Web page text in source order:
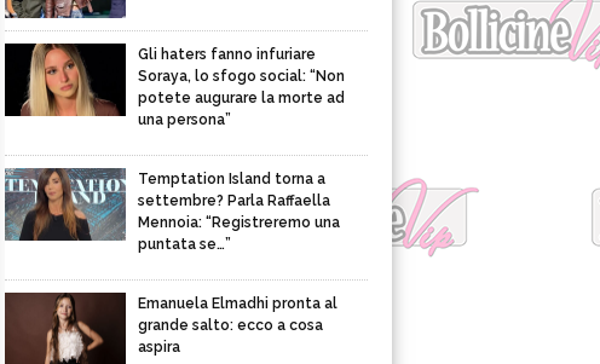
Gli haters fanno infuriare
Soraya, lo sfogo social: “Non
potete augurare la morte ad
una persona”
Temptation Island torna a
settembre? Parla Raffaella
Mennoia: “Registreremo una
puntata se…”
Emanuela Elmadhi pronta al
grande salto: ecco a cosa
aspira